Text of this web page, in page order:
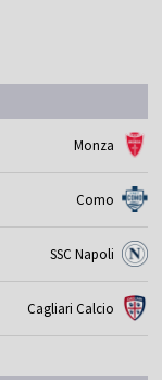
Monza
Como
SSC Napoli
Cagliari Calcio